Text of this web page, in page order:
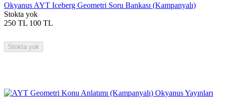
Okyanus AYT Iceberg Geometri Soru Bankası (Kampanyalı)
Stokta yok
250 TL 100 TL
Stokta yok